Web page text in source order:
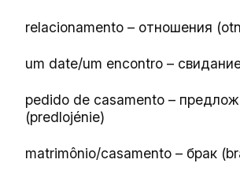
relacionamento – отношения
um date/um encontro –
pedido de casamento –
(predlojénie)
matrimônio/casamento – брак